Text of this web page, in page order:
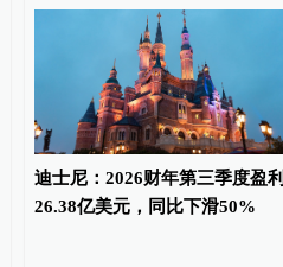
迪士尼：2026财年第三季度盈利
26.38亿美元，同比下滑50%